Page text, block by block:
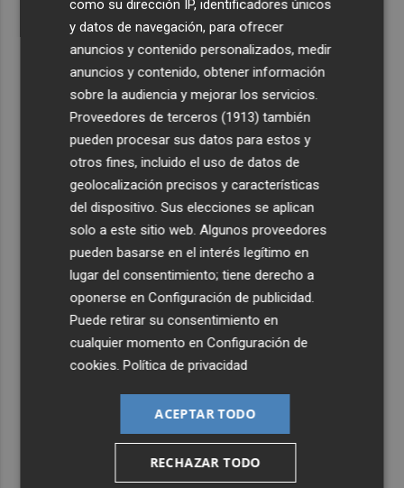
como su dirección IP, identificadores únicos
y datos de navegación, para ofrecer
anuncios y contenido personalizados, medir
anuncios y contenido, obtener información
sobre la audiencia y mejorar los servicios.
Proveedores de terceros (1913) también
pueden procesar sus datos para estos y
otros fines, incluido el uso de datos de
geolocalización precisos y características
del dispositivo. Sus elecciones se aplican
solo a este sitio web. Algunos proveedores
pueden basarse en el interés legítimo en
lugar del consentimiento; tiene derecho a
oponerse enConfiguración de publicidad
Puede retirar su consentimiento en
cualquier momento enConfiguración de
cookies .Política de privacidad
ACEPTAR TODO
RECHAZAR TODO